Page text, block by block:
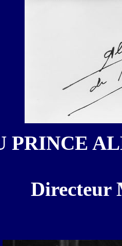
PRINCE
Directeur